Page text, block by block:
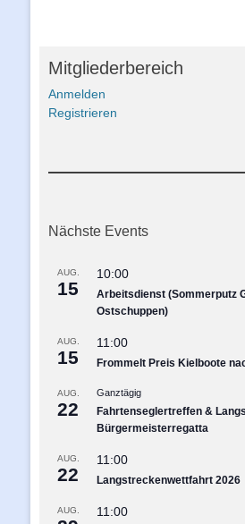
Mitgliederbereich
Anmelden
Registrieren
Nächste Events
AUG.
15
10:00
Arbeitsdienst (Sommerputz
Ostschuppen)
AUG.
15
11:00
Frommelt Preis Kielboote
AUG.
22
Ganztägig
Fahrtenseglertreffen &
Bürgermeisterregatta
AUG.
22
11:00
Langstreckenwettfahrt 2026
AUG. 11:00